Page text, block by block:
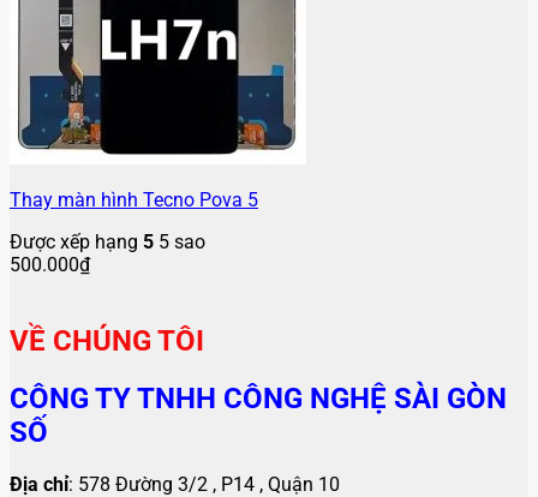
Thay màn hình Tecno Pova 5
Được xếp hạng 5 5 sao
500.000₫
VỀ CHÚNG TÔI
CÔNG TY TNHH CÔNG NGHỆ SÀI GÒN
SỐ
Địa chỉ: 578 Đường 3/2 , P14 , Quận 10